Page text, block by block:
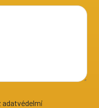
adatvédelmi